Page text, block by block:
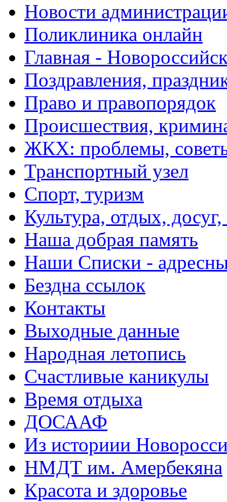
Новости
Поликлиника онлайн
Главная -
Поздравления,
Право и правопорядок
Происшествия,
ЖКХ: проблемы,
Транспортный узел
Спорт, туризм
Культура, отдых,
Наша добрая память
Наши Списки -
Бездна ссылок
Контакты
Выходные данные
Народная летопись
Счастливые каникулы
Время отдыха
ДОСААФ
Из историии
НМДТ им. Амербекяна
Красота и здоровье